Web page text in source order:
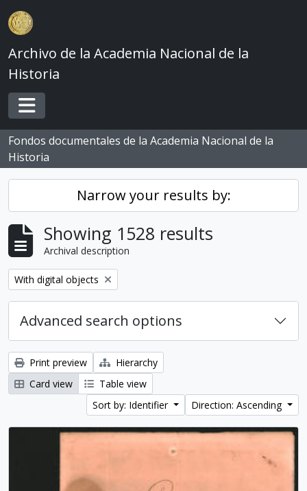
Skip to main content
Archivo de la Academia Nacional de la
Historia
Toggle navigation
Fondos documentales de la Academia Nacional de la
Historia
Narrow your results by:
Showing 1528 results
Archival description
Remove filter:
With digital objects
Advanced search options
Print preview
Hierarchy
Card view
Table view
Sort by: Identifier
Direction: Ascending